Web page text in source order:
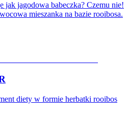
jak jagodowa babeczka? Czemu nie!
mieszanka na bazie rooibosa.
diety w formie herbatki rooibos